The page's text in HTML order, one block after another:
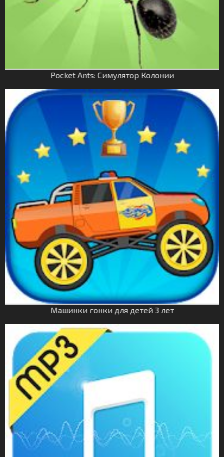
Pocket Ants: Симулятор Колонии
Машинки гонки для детей 3 лет